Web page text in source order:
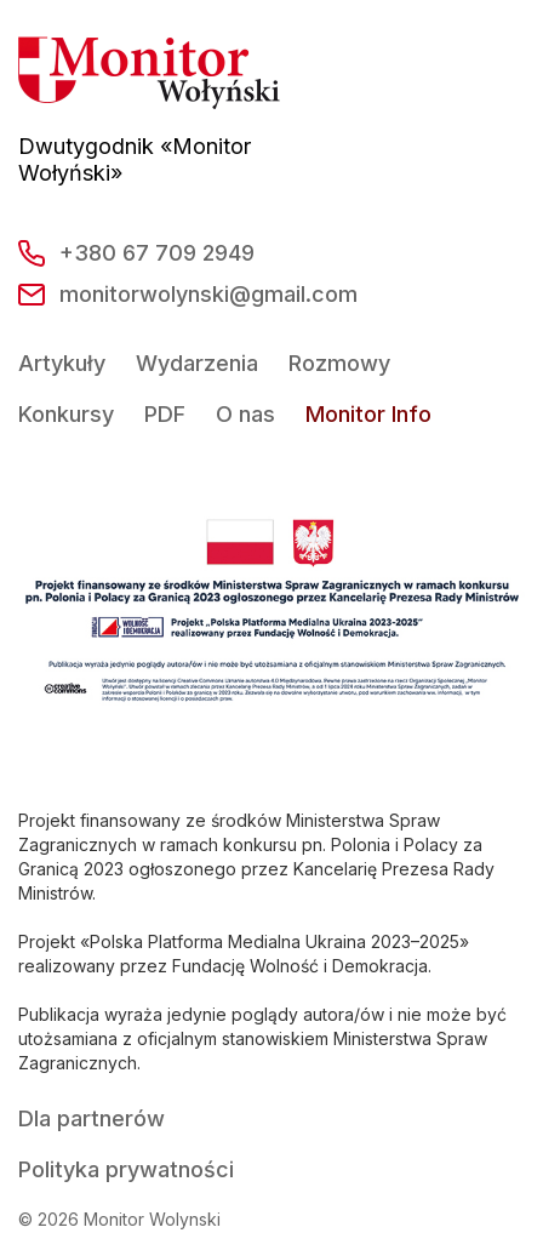
Dwutygodnik «Monitor
Wołyński»
+380 67 709 2949
monitorwolynski@gmail.com
Artykuły Wydarzenia
Rozmowy
Konkursy
PDF O nas Monitor Info
Projekt finansowany ze środków Ministerstwa Spraw
Zagranicznych w ramach konkursu pn. Polonia i Polacy za
Granicą 2023 ogłoszonego przez Kancelarię Prezesa Rady
Ministrów.
Projekt «Polska Platforma Medialna Ukraina 2023–2025»
realizowany przez Fundację Wolność i Demokracja.
Publikacja wyraża jedynie poglądy autora/ów i nie może być
utożsamiana z oficjalnym stanowiskiem Ministerstwa Spraw
Zagranicznych.
Dla partnerów
Polityka prywatności
© 2026 Monitor Wolynski